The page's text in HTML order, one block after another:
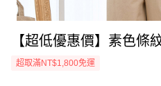
【超低優惠價】素色條
超取滿NT$1,800免運